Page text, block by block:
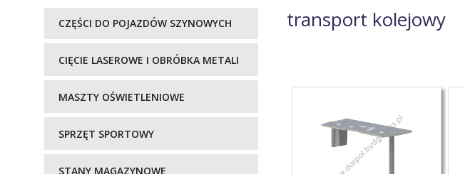
transport kolejowy
CZĘŚCI DO POJAZDÓW SZYNOWYCH
CIĘCIE LASEROWE I OBRÓBKA METALI
MASZTY OŚWIETLENIOWE
SPRZĘT SPORTOWY
STANY MAGAZYNOWE